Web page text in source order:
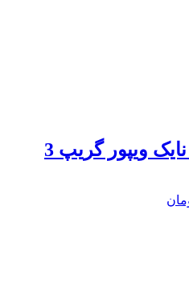
ویپور گریپ 3